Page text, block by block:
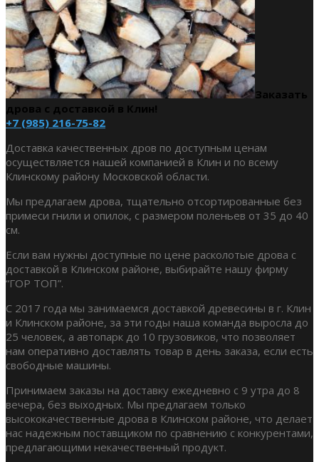
Заказать
дрова с доставкой в Клин!
+7 (985) 216-75-82
Доставка качественных дров по доступным ценам
осуществляется нашей компанией в Клин и по всему
Клинскому району Московской области.
Мы предлагаем дрова, тщательно отсортированные без
примеси гнили и опилок, с размером поленьев от 35 до 40
см.
Если вам нужны доступные по цене расколотые дрова с
доставкой в Клинском районе, выбирайте нашу фирму
“ГОР ТОП”.
С 2017 года мы занимаемся доставкой древесины в г. Клин
и Клинском районе, за эти годы наша команда выросла до
25 человек, а автопарк до 10 грузовиков, что позволяет
нам оперативно доставлять товар в день заказа, если есть
свободные машины.
Принимаем заказы на доставку ежедневно с 9 утра до 8
вечера, без выходных. Мы предлагаем только
высококачественные дрова в Клинском районе, что делает
нас надежным поставщиком по сравнению с конкурентами,
предлагающими некачественный продукт.